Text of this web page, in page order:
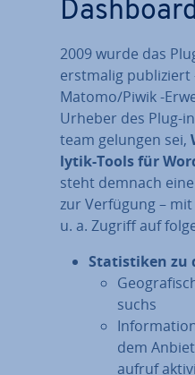
2009 wurde das
erstmalig pu­bli­ziert
Matomo/Piwik -
Urheber des Plug-
team gelungen sei,
ly­tik-Tools für
steht demnach
zur Verfügung –
u. a. Zugriff auf
Sta­tis­ti­ken zu
suchs
dem
auf­ruf